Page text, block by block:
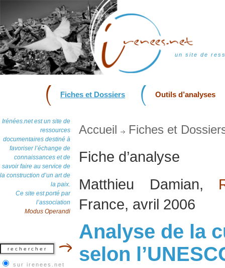
un site de
Fiches et Dossiers Outils d’analyses
Irénées.net est un site de
ressources
documentaires destiné à
favoriser l’échange de
connaissances et de
savoir faire au service de
la construction d’un art de
la paix.
Ce site est porté par
l’association
Modus Operandi
sur irenees.net
Accueil Fiches et
Fiche d’analyse
Matthieu Damian,
France, avril 2006
Analyse de la
selon